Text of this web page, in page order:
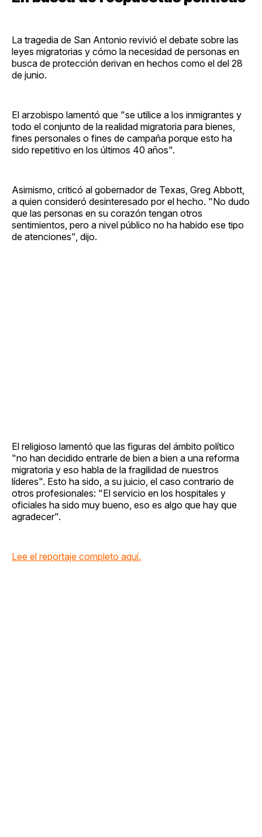
La tragedia de San Antonio revivió el debate sobre las
leyes migratorias y cómo la necesidad de personas en
busca de protección derivan en hechos como el del 28
de junio.
El arzobispo lamentó que "se utilice a los inmigrantes y
todo el conjunto de la realidad migratoria para bienes,
fines personales o fines de campaña porque esto ha
sido repetitivo en los últimos 40 años".
Asimismo, criticó al gobernador de Texas, Greg Abbott,
a quien consideró desinteresado por el hecho. "No dudo
que las personas en su corazón tengan otros
sentimientos, pero a nivel público no ha habido ese tipo
de atenciones", dijo.
El religioso lamentó que las figuras del ámbito político
"no han decidido entrarle de bien a bien a una reforma
migratoria y eso habla de la fragilidad de nuestros
líderes". Esto ha sido, a su juicio, el caso contrario de
otros profesionales: "El servicio en los hospitales y
oficiales ha sido muy bueno, eso es algo que hay que
agradecer".
Lee el reportaje completo aquí.